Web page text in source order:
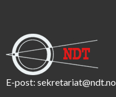
E-post: sekretariat@ndt.no